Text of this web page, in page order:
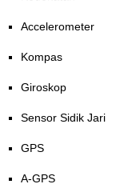
Accelerometer
Kompas
Giroskop
Sensor Sidik Jari
GPS
A-GPS